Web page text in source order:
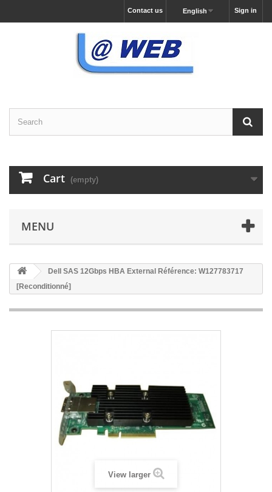
Sign in
English
Contact us
Cart (empty)
MENU
Dell SAS 12Gbps HBA External Référence: W127783717
[Reconditionné]
View larger